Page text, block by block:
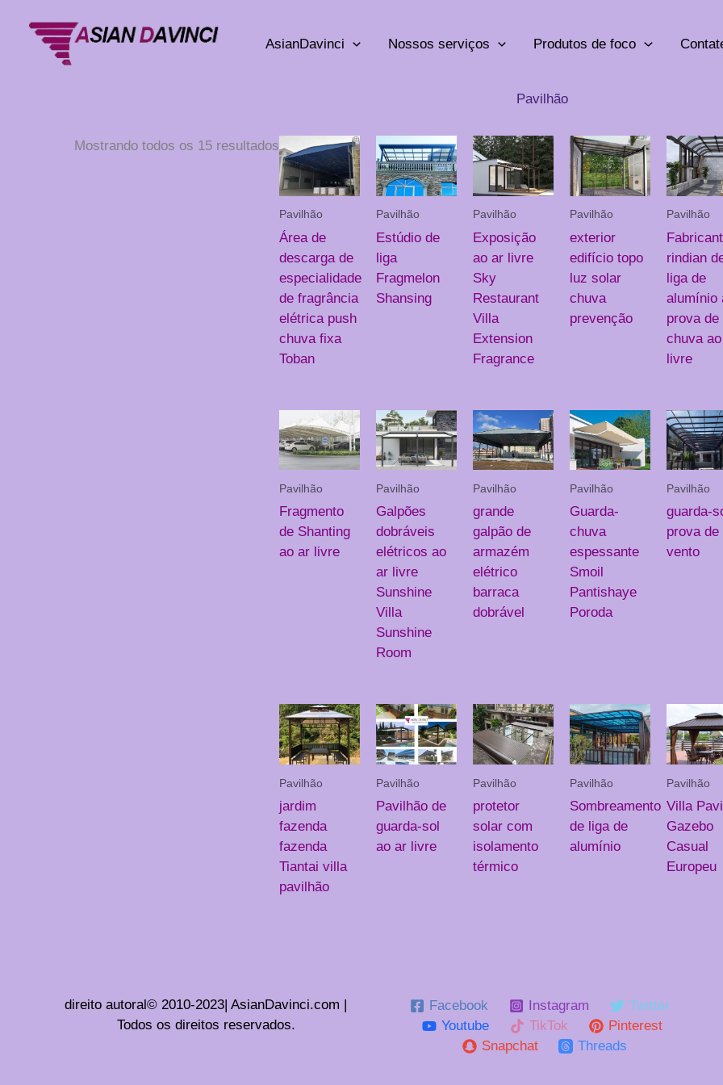
AsianDavinci Nossos serviços Produtos de foco
Pavilhão
Mostrando todos os 15 resultados
Pavilhão
Área de
descarga de
especialidade
de fragrância
elétrica push
chuva fixa
Toban
Pavilhão
Estúdio de
liga
Fragmelon
Shansing
Pavilhão
Exposição
ao ar livre
Sky
Restaurant
Villa
Extension
Fragrance
Pavilhão
exterior
edifício topo
luz solar
chuva
prevenção
Pavilhão
rindian
liga de
alumínio
prova de
chuva
livre
Pavilhão
Fragmento
de Shanting
ao ar livre
Pavilhão
Galpões
dobráveis
elétricos ao
ar livre
Sunshine
Villa
Sunshine
Room
Pavilhão
grande
galpão de
armazém
elétrico
barraca
dobrável
Pavilhão
Guarda-
chuva
espessante
Smoil
Pantishaye
Poroda
Pavilhão
guarda-
prova de
vento
Pavilhão
jardim
fazenda
fazenda
Tiantai villa
pavilhão
Pavilhão
Pavilhão de
guarda-sol
ao ar livre
Pavilhão
protetor
solar com
isolamento
térmico
Pavilhão
Sombreamento
de liga de
alumínio
Pavilhão
Villa
Gazebo
Casual
Europeu
direito autoral© 2010-2023| AsianDavinci.com |
Todos os direitos reservados.
Facebook Instagram
Twitter
Youtube
TikTok
Pinterest
Snapchat
Threads